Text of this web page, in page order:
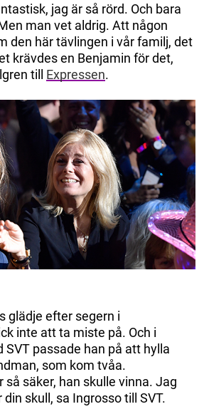
jag är så rörd. Och bara
man vet aldrig. Att någon
den här tävlingen i vår familj, det
krävdes en Benjamin för det,
till Expressen.
glädje efter segern i
inte att ta miste på. Och i
SVT passade han på att hylla
som kom tvåa.
så säker, han skulle vinna. Jag
skull, sa Ingrosso till SVT.